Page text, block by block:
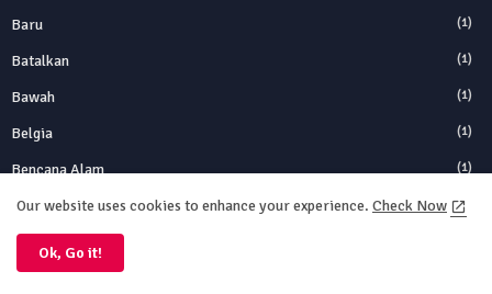
Baru (1)
Batalkan (1)
Bawah (1)
Belgia (1)
Bencana Alam (1)
Bentuk (1)
Berbasis
Berbasis Logam
Our website uses cookies to enhance your experience. Check Now
Ok, Go it!